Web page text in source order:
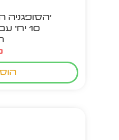
'הסופגניה
10 יח'